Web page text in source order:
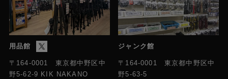
用品館
〒164-0001 東京都中野区中
野5-62-9 KIK NAKANO
ジャンク館
〒164-0001 東京都中野区中
野5-63-5